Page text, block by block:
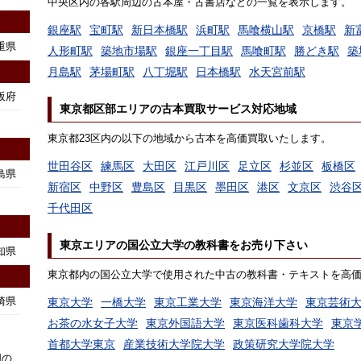
銀座駅 宝町駅 新日本橋駅 浜町駅 馬喰横山駅 京橋駅
新
人形町駅
築地市場駅 銀座一丁目駅 馬喰町駅 勝どき駅
築
月島駅
茅場町駅 八丁堀駅 日本橋駅 水天宮前駅
東京都区部エリアの古本買取サービス対応地域
東京都23区内の以下の地域から古本を高価買取いたします。
世田谷区 練馬区 大田区 江戸川区 足立区 杉並区
板橋区
新宿区
中野区 豊島区 目黒区 墨田区 港区 文京区
渋谷
千代田区
東京エリアの国公立大学の教科書をお売り下さい
東京都内の国公立大学で使用された中古の教科書・テキストを高
東京大学 一橋大学 東京工業大学 東京海洋大学
東京芸術
お茶の水女子大学
東京外国語大学 東京医科歯科大学
東京
首都大学東京
産業技術大学院大学 政策研究大学院大学
県
府
県
県
県